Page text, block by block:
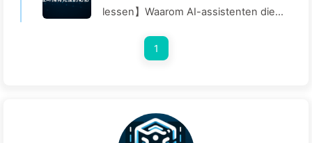
lessen】Waarom AI-assistenten die
"vergeten" op cruciale momenten en
Langzaam leren AI169
1